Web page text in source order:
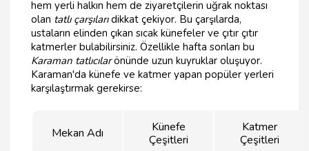
hem yerli halkın hem de ziyaretçilerin uğrak noktası
olan tatlı çarşılarıdikkat çekiyor. Bu çarşılarda,
ustaların elinden çıkan sıcak künefeler ve çıtır çıtır
katmerler bulabilirsiniz. Özellikle hafta sonları bu
Karaman tatlıcılarönünde uzun kuyruklar oluşuyor.
Karaman'da künefe ve katmer yapan popüler yerleri
karşılaştırmak gerekirse:
Mekan Adı
Künefe
Çeşitleri
Katmer
Çeşitleri